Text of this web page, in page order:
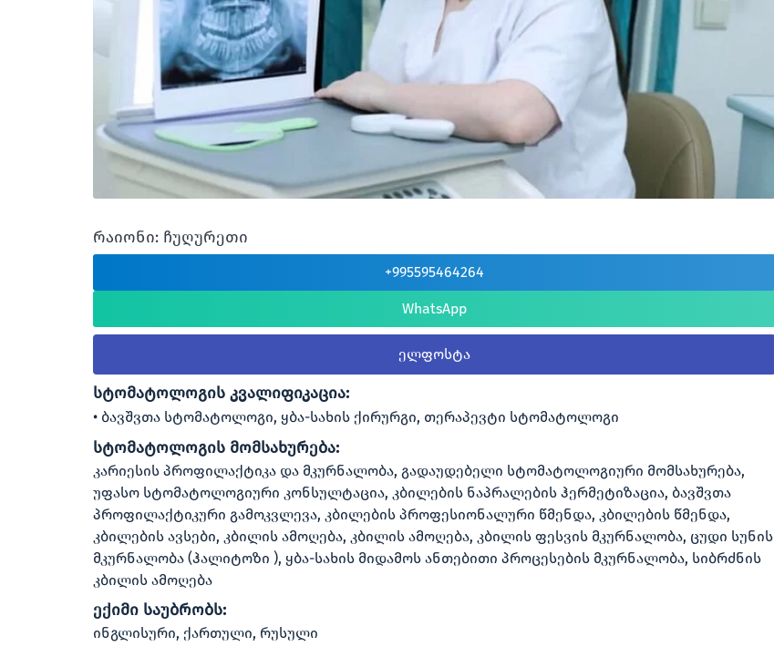
რაიონი: ჩუღურეთი
+995595464264
WhatsApp
ელფოსტა
სტომატოლოგის კვალიფიკაცია:
ბავშვთა სტომატოლოგი, ყბა-სახის ქირურგი, თერაპევტი სტომატოლოგი
სტომატოლოგის მომსახურება:
კარიესის პროფილაქტიკა და მკურნალობა, გადაუდებელი სტომატოლოგიური მომსახურება,
უფასო სტომატოლოგიური კონსულტაცია, კბილების ნაპრალების ჰერმეტიზაცია, ბავშვთა
პროფილაქტიკური გამოკვლევა, კბილების პროფესიონალური წმენდა, კბილების წმენდა,
კბილების ავსები, კბილის ამოღება, კბილის ამოღება, კბილის ფესვის მკურნალობა, ცუდი სუნის
მკურნალობა (ჰალიტოზი ), ყბა-სახის მიდამოს ანთებითი პროცესების მკურნალობა, სიბრძნის
კბილის ამოღება
ექიმი საუბრობს:
ინგლისური, ქართული, რუსული